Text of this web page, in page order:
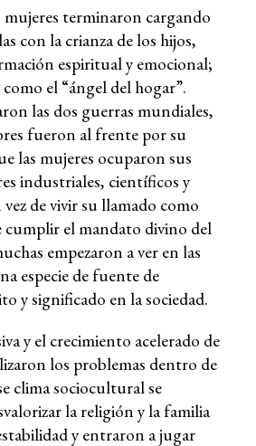
mujeres terminaron cargando
con la crianza de los hijos,
espiritual y emocional;
el “ángel del hogar”.
las dos guerras mundiales,
fueron al frente por su
las mujeres ocuparon sus
industriales, científicos y
de vivir su llamado como
cumplir el mandato divino del
empezaron a ver en las
especie de fuente de
y significado en la sociedad.
y el crecimiento acelerado de
los problemas dentro de
clima sociocultural se
la religión y la familia
y entraron a jugar